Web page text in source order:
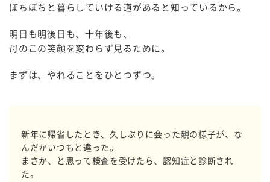
ぼちぼちと暮らしていける道があると知っているから。
明日も明後日も、十年後も、
母のこの笑顔を変わらず見るために。
まずは、やれることをひとつずつ。
新年に帰省したとき、久しぶりに会った親の様子が、な
んだかいつもと違った。
まさか、と思って検査を受けたら、認知症と診断され
た。